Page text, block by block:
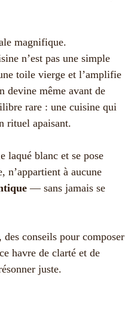
n’est pas une simple
toile vierge et l’amplifie
devine même avant de
rare : une cuisine qui
rituel apaisant.
laqué blanc et se pose
n’appartient à aucune
— sans jamais se
des conseils pour composer
havre de clarté et de
juste.